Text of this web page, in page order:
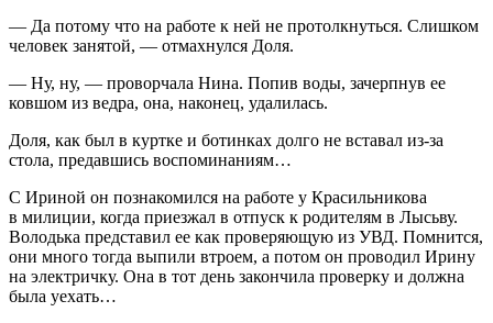
— Да потому что на работе к ней не протолкнуться. Слишком
человек занятой, — отмахнулся Доля.
— Ну, ну, — проворчала Нина. Попив воды, зачерпнув ее
ковшом из ведра, она, наконец, удалилась.
Доля, как был в куртке и ботинках долго не вставал из-за
стола, предавшись воспоминаниям…
С Ириной он познакомился на работе у Красильникова
в милиции, когда приезжал в отпуск к родителям в Лысьву.
Володька представил ее как проверяющую из УВД. Помнится,
они много тогда выпили втроем, а потом он проводил Ирину
на электричку. Она в тот день закончила проверку и должна
была уехать…